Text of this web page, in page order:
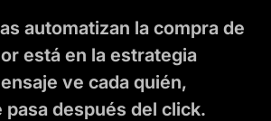
automatizan la compra de
está en la estrategia
ve cada quién,
pasa después del click.